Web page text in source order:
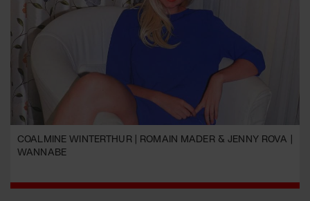
COALMINE WINTERTHUR | ROMAIN MADER & JENNY ROVA |
WANNABE